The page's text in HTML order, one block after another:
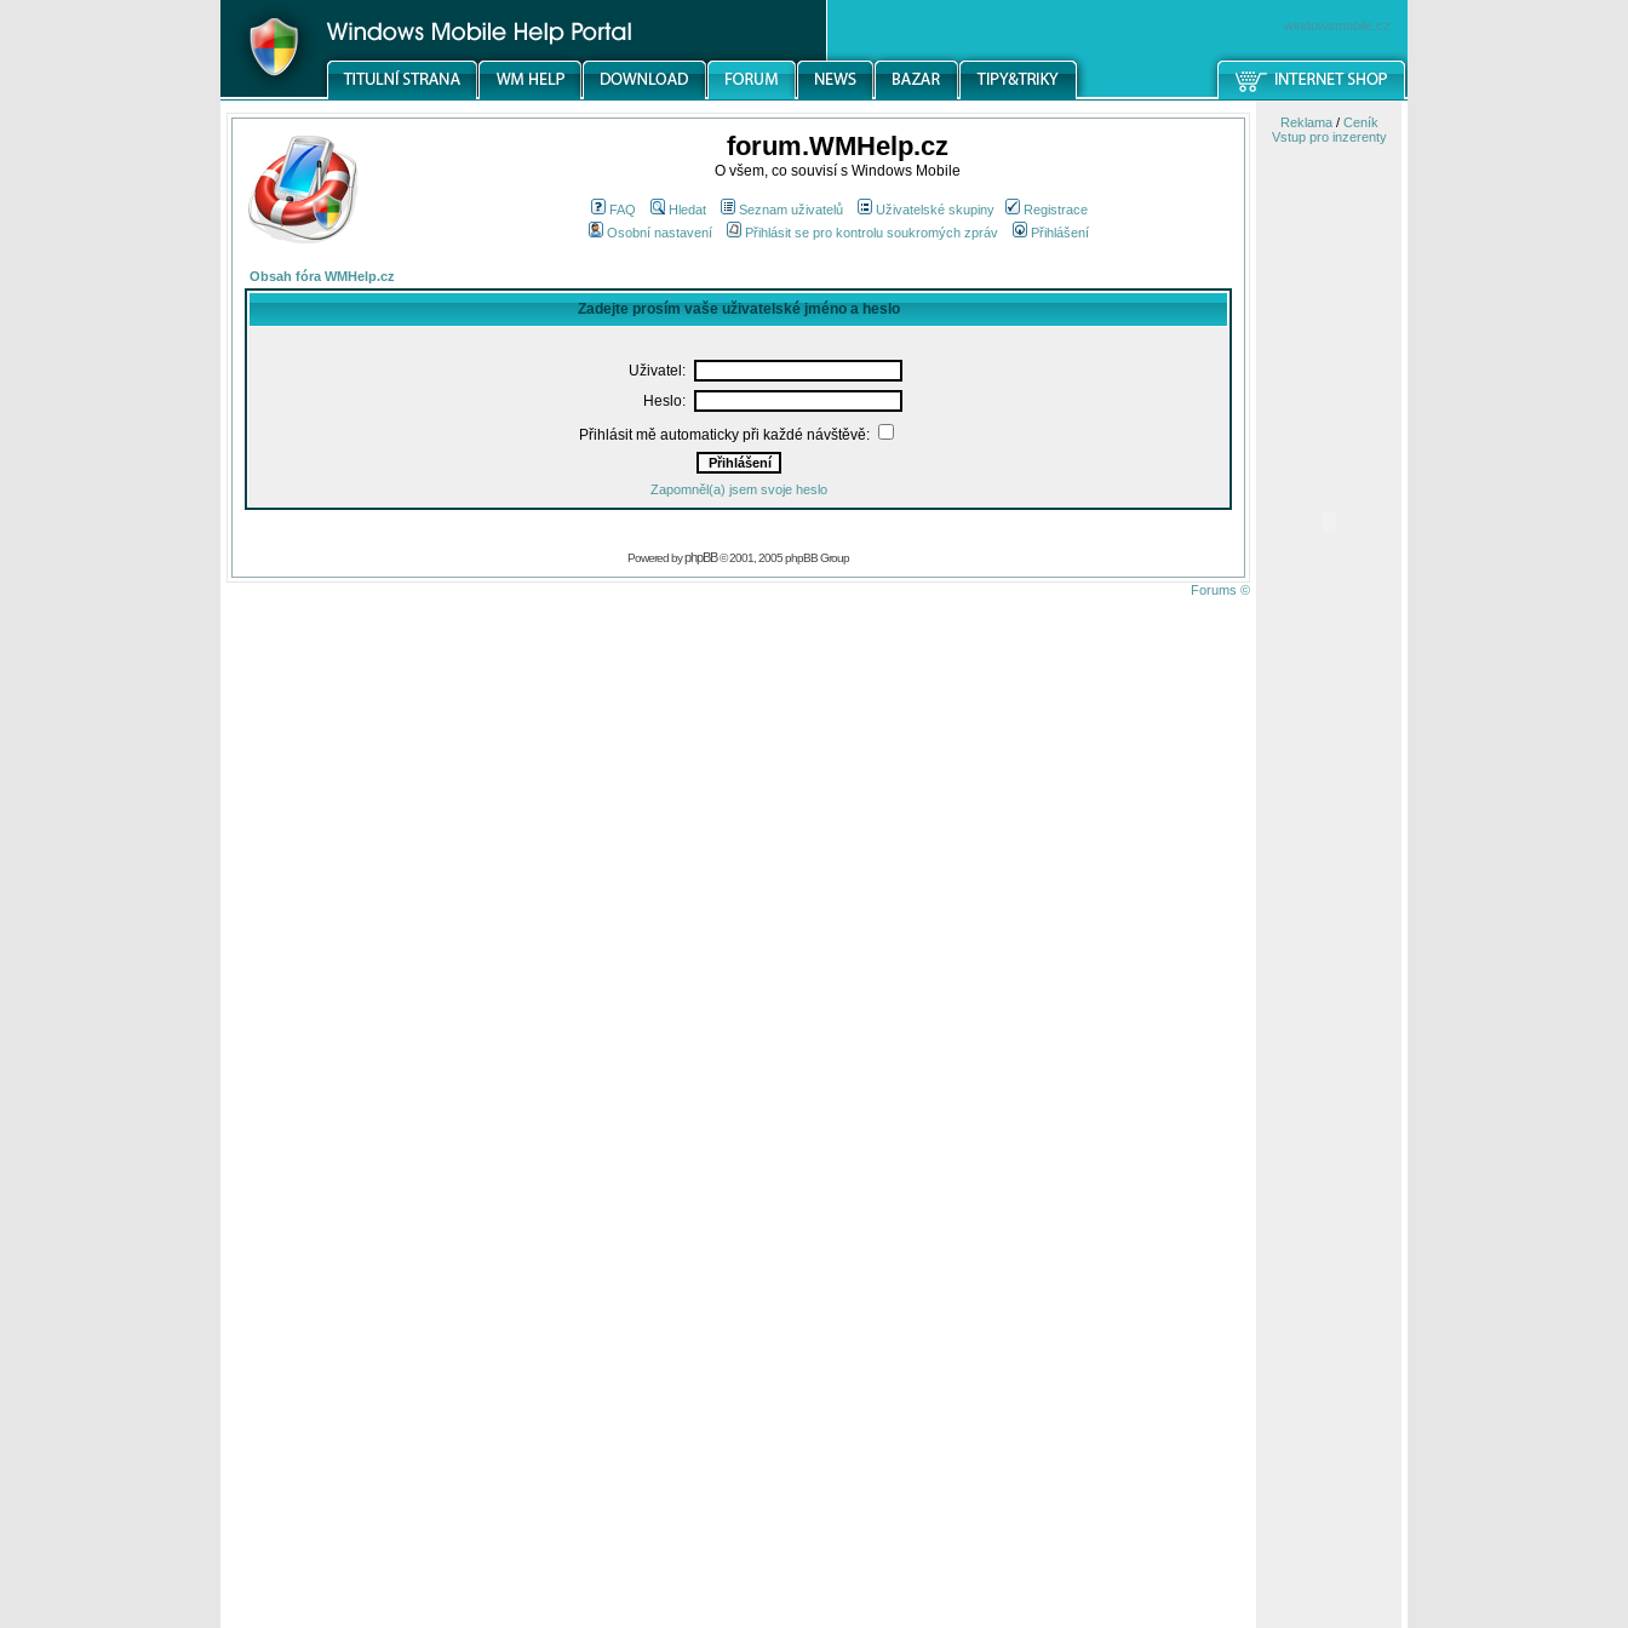
windowsmobile.cz
forum.WMHelp.cz
O všem, co souvisí s Windows Mobile
FAQ Hledat Seznam uživatelů Uživatelské skupiny
Registrace
Osobní nastavení
Přihlásit se pro kontrolu soukromých zpráv Přihlášení
Obsah fóra WMHelp.cz
Zadejte prosím vaše uživatelské jméno a heslo
Uživatel:
Heslo:
Přihlásit mě automaticky při každé návštěvě:
Zapomněl(a) jsem svoje heslo
Powered byphpBB© 2001, 2005 phpBB Group
Forums ©
Reklama/ Ceník
Vstup pro inzerenty